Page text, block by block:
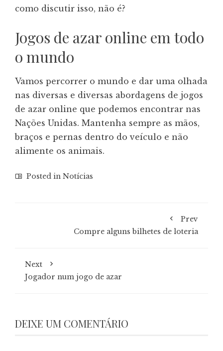
como discutir isso, não é?
Jogos de azar online em todo
o mundo
Vamos percorrer o mundo e dar uma olhada
nas diversas e diversas abordagens de jogos
de azar online que podemos encontrar nas
Nações Unidas. Mantenha sempre as mãos,
braços e pernas dentro do veículo e não
alimente os animais.
Posted in Notícias
Prev
Compre alguns bilhetes de loteria
Next
Jogador num jogo de azar
DEIXE UM COMENTÁRIO